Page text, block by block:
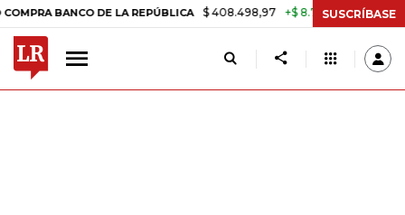
BANCO DE LA REPÚBLICA $ 408.498,97 +$ 8.753,81 +2,19% TASA
SUSCRÍBASE